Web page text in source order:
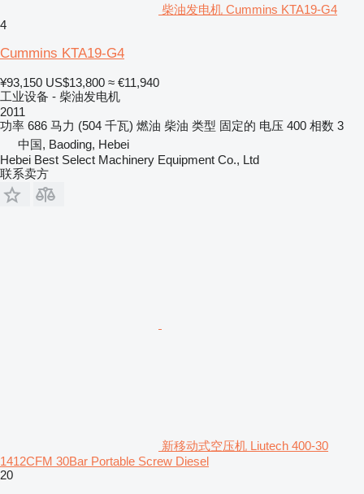
柴油发电机 Cummins KTA19-G4
4
Cummins KTA19-G4
¥93,150 US$13,800 ≈ €11,940
工业设备 - 柴油发电机
2011
功率 686 马力 (504 千瓦) 燃油 柴油 类型 固定的 电压 400 相数 3
中国, Baoding, Hebei
Hebei Best Select Machinery Equipment Co., Ltd
联系卖方
新移动式空压机 Liutech 400-30
1412CFM 30Bar Portable Screw Diesel
20